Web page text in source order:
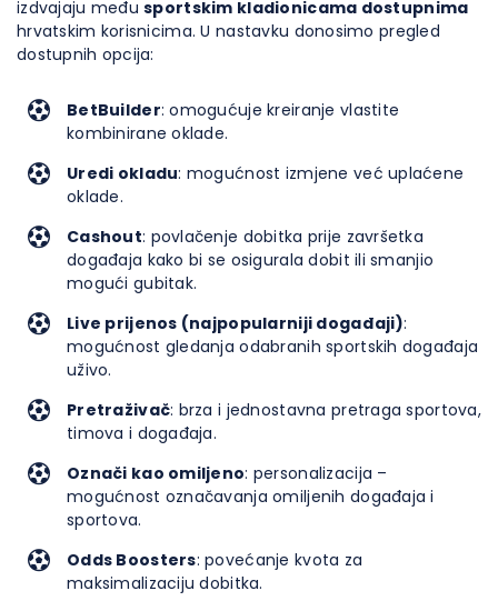
izdvajaju međusportskim kladionicama dostupnima
hrvatskim korisnicima. U nastavku donosimo pregled
dostupnih opcija:
BetBuilder: omogućuje kreiranje vlastite
kombinirane oklade.
Uredi okladu: mogućnost izmjene već uplaćene
oklade.
Cashout: povlačenje dobitka prije završetka
događaja kako bi se osigurala dobit ili smanjio
mogući gubitak.
Live prijenos (najpopularniji događaji):
mogućnost gledanja odabranih sportskih događaja
uživo.
Pretraživač: brza i jednostavna pretraga sportova,
timova i događaja.
Označi kao omiljeno: personalizacija –
mogućnost označavanja omiljenih događaja i
sportova.
Odds Boosters: povećanje kvota za
maksimalizaciju dobitka.